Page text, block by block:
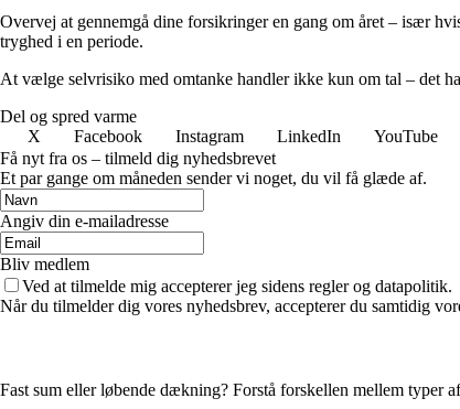
Overvej at gennemgå dine forsikringer en gang om året – især
tryghed i en periode.
At vælge selvrisiko med omtanke handler ikke kun om tal – det
Del og spred varme
X
Facebook Instagram LinkedIn YouTube
Få nyt fra os – tilmeld dig nyhedsbrevet
Et par gange om måneden sender vi noget, du vil få glæde af.
Angiv din e-mailadresse
Bliv medlem
Ved at tilmelde mig accepterer jeg sidens regler og datapolitik.
Når du tilmelder dig vores nyhedsbrev, accepterer du samtidig
Fast sum eller løbende dækning? Forstå forskellen mellem typer